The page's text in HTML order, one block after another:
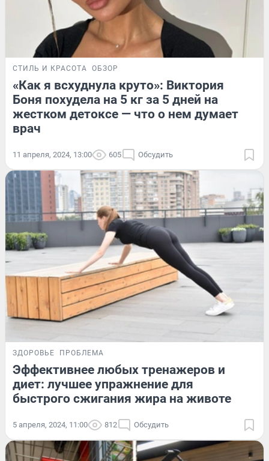
СТИЛЬ И КРАСОТА ОБЗОР
«Как я всхуднула круто»: Виктория
Боня похудела на 5 кг за 5 дней на
жестком детоксе — что о нем думает
врач
11 апреля, 2024, 13:00 605 Обсудить
ЗДОРОВЬЕ ПРОБЛЕМА
Эффективнее любых тренажеров и
диет: лучшее упражнение для
быстрого сжигания жира на животе
5 апреля, 2024, 11:00 812 Обсудить